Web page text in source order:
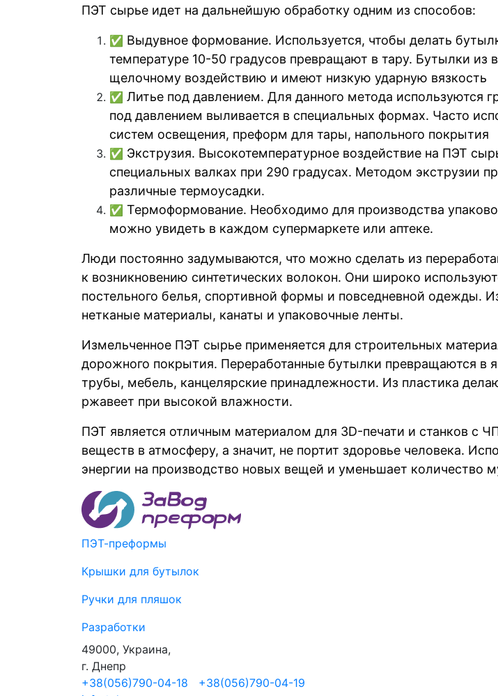
ПЭТ сырье идет на дальнейшую обработку одним из способов:
✅ Выдувное формование. Используется, чтобы делать
температуре 10-50 градусов превращают в тару. Бутылки
щелочному воздействию и имеют низкую ударную вязкость
✅ Литье под давлением. Для данного метода используются
под давлением выливается в специальных формах. Часто
систем освещения, преформ для тары, напольного покрытия
✅ Экструзия. Высокотемпературное воздействие на ПЭТ
специальных валках при 290 градусах. Методом экструзии
различные термоусадки.
✅ Термоформование. Необходимо для производства
можно увидеть в каждом супермаркете или аптеке.
Люди постоянно задумываются, что можно сделать из
к возникновению синтетических волокон. Они широко
постельного белья, спортивной формы и повседневной одежды.
нетканые материалы, канаты и упаковочные ленты.
Измельченное ПЭТ сырье применяется для строительных
дорожного покрытия. Переработанные бутылки превращаются в
трубы, мебель, канцелярские принадлежности. Из пластика
ржавеет при высокой влажности.
ПЭТ является отличным материалом для 3D-печати и станков с
веществ в атмосферу, а значит, не портит здоровье человека.
энергии на производство новых вещей и уменьшает количество
ПЭТ-преформы
Крышки для бутылок
Ручки для пляшок
Разработки
49000, Украина,
г. Днeпр
+38(056)790-04-18 +38(056)790-04-19